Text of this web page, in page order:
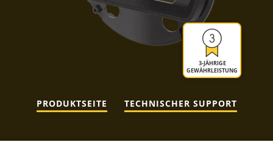
3-JÄHRIGE
GEWÄHRLEISTUNG
PRODUKTSEITE TECHNISCHER SUPPORT